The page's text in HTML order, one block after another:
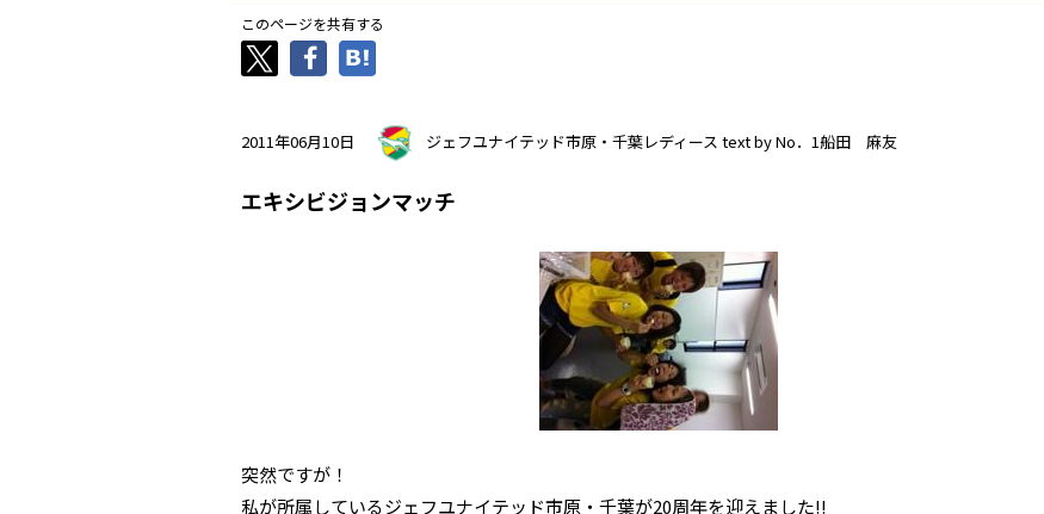
このページを共有する
2011年06月10日 ジェフユナイテッド市原・千葉レディース text by No．1船田 麻友
エキシビジョンマッチ
突然ですが！
私が所属しているジェフユナイテッド市原・千葉が20周年を迎えました!!